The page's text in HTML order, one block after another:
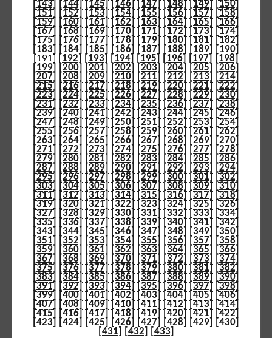
[143] [144] [145] [146] [147] [148] [149] [150]
[151] [152] [153] [154] [155] [156] [157] [158]
[159] [160] [161] [162] [163] [164] [165] [166]
[167] [168] [169] [170] [171] [172] [173] [174]
[175] [176] [177] [178] [179] [180] [181] [182]
[183] [184] [185] [186] [187] [188] [189] [190]
[191] [192] [193] [194] [195] [196] [197] [198]
[199]
[200] [201] [202] [203] [204] [205] [206]
[207] [208] [209] [210] [211] [212] [213] [214]
[215] [216] [217] [218] [219] [220] [221] [222]
[223] [224] [225] [226] [227] [228] [229] [230]
[231] [232] [233] [234] [235] [236] [237] [238]
[239] [240] [241] [242] [243] [244] [245] [246]
[247] [248] [249] [250] [251] [252] [253] [254]
[255] [256] [257] [258] [259] [260] [261] [262]
[263] [264] [265] [266] [267] [268] [269] [270]
[271] [272] [273] [274] [275] [276] [277] [278]
[279] [280] [281] [282] [283] [284] [285] [286]
[287] [288] [289] [290] [291] [292] [293] [294]
[295] [296] [297] [298] [299] [300] [301] [302]
[303] [304] [305] [306] [307] [308] [309] [310]
[311] [312] [313] [314] [315] [316] [317] [318]
[319] [320] [321] [322] [323] [324] [325] [326]
[327] [328] [329] [330] [331] [332] [333] [334]
[335] [336] [337] [338] [339] [340] [341] [342]
[343] [344] [345] [346] [347] [348] [349] [350]
[351] [352] [353] [354] [355] [356] [357] [358]
[359] [360] [361] [362] [363] [364] [365] [366]
[367] [368] [369] [370] [371] [372] [373] [374]
[375] [376] [377] [378] [379] [380] [381] [382]
[383] [384] [385] [386] [387] [388] [389] [390]
[391] [392] [393] [394] [395] [396] [397] [398]
[399] [400] [401] [402] [403] [404] [405] [406]
[407] [408] [409] [410] [411] [412] [413] [414]
[415] [416] [417] [418] [419] [420] [421] [422]
[423] [424] [425] [426] [427] [428] [429] [430]
[431] [432] [433]